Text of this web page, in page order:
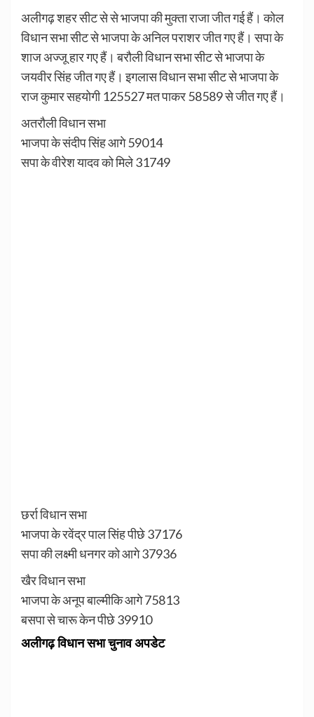
अलीगढ़ शहर सीट से से भाजपा की मुक्ता राजा जीत गई हैं। कोल
विधान सभा सीट से भाजपा के अनिल पराशर जीत गए हैं। सपा के
शाज अज्जू हार गए हैं। बरौली विधान सभा सीट से भाजपा के
जयवीर सिंह जीत गए हैं। इगलास विधान सभा सीट से भाजपा के
राज कुमार सहयोगी 125527 मत पाकर 58589 से जीत गए हैं।
अतरौली विधान सभा
भाजपा के संदीप सिंह आगे 59014
सपा के वीरेश यादव को मिले 31749
छर्रा विधान सभा
भाजपा के रवेंद्र पाल सिंह पीछे 37176
सपा की लक्ष्मी धनगर को आगे 37936
खैर विधान सभा
भाजपा के अनूप बाल्मीकि आगे 75813
बसपा से चारू केन पीछे 39910
अलीगढ़ विधान सभा चुनाव अपडेट